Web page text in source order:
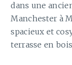
dans une
Manchester à
spacieux et
terrasse en